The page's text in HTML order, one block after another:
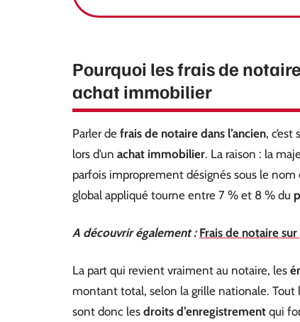
Pourquoi les frais de
achat immobilier
Parler de frais de notaire dans l’ancien,
lors d’un achat immobilier. La raison : la
parfois improprement désignés sous le
global appliqué tourne entre 7 % et 8 % du
A découvrir également : Frais de notaire
La part qui revient vraiment au notaire, les
montant total, selon la grille nationale. Tout
sont donc les droits d’enregistrement qui